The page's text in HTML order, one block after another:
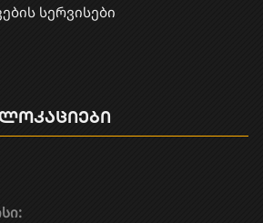
სერვისები